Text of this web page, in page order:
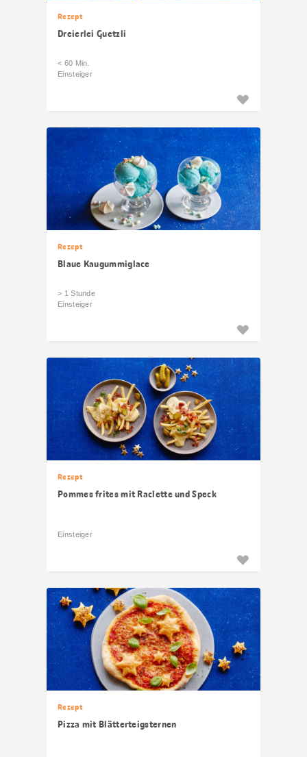
Rezept
Dreierlei Guetzli
< 60 Min.
Einsteiger
Rezept
Blaue Kaugummiglace
> 1 Stunde
Einsteiger
Rezept
Pommes frites mit Raclette und Speck
Einsteiger
Rezept
Pizza mit Blätterteigsternen